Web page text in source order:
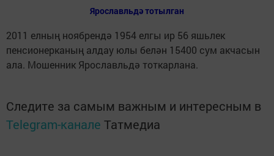
Ярославльдә тотылган
2011 елның ноябрендә 1954 елгы ир 56 яшьлек
пенсионерканың алдау юлы белән 15400 сум акчасын
ала. Мошенник Ярославльдә тоткарлана.
Следите за самым важным и интересным в
Telegram-канале Татмедиа